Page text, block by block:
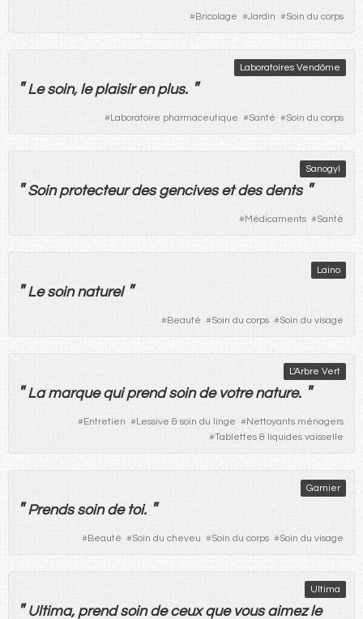
#Bricolage #Jardin #Soin du corps
Laboratoires Vendôme
" Le soin, le plaisir en plus. "
#Laboratoire pharmaceutique #Santé #Soin du corps
Sanogyl
" Soin protecteur des gencives et des dents "
#Médicaments #Santé
Laino
" Le soin naturel "
#Beauté #Soin du corps #Soin du visage
L'Arbre Vert
" La marque qui prend soin de votre nature. "
#Entretien #Lessive & soin du linge #Nettoyants ménagers
#Tablettes & liquides vaisselle
Garnier
" Prends soin de toi. "
#Beauté #Soin du cheveu #Soin du corps #Soin du visage
Ultima
"Ultima, prend soin de ceux que vous aimez le